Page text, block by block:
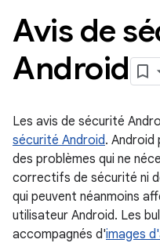
Avis de
Android
Les avis de sécurité
sécurité Android. Android
des problèmes qui ne
correctifs de sécurité ni
qui peuvent néanmoins
utilisateur Android. Les
accompagnés d'images